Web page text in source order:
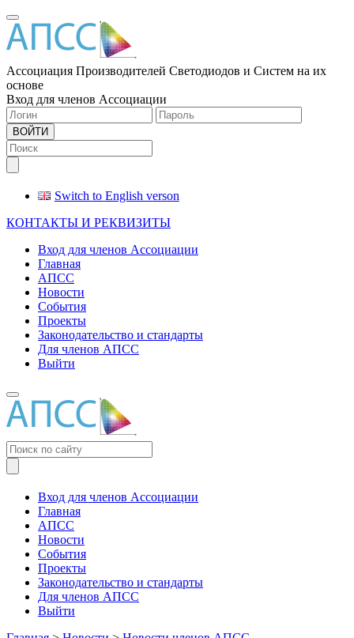
Меню
Ассоциация Производителей Светодиодов и Систем на их
основе
Вход для членов Ассоциации
ВОЙТИ
Switch to English verson
КОНТАКТЫ И РЕКВИЗИТЫ
Вход для членов Ассоциации
Главная
АПСС
Новости
События
Проекты
Законодательство и стандарты
Для членов АПСС
Выйти
Меню
Вход для членов Ассоциации
Главная
АПСС
Новости
События
Проекты
Законодательство и стандарты
Для членов АПСС
Выйти